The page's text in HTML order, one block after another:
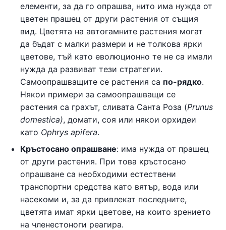
елементи, за да го опрашва, нито има нужда от
цветен прашец от други растения от същия
вид. Цветята на автогамните растения могат
да бъдат с малки размери и не толкова ярки
цветове, тъй като еволюционно те не са имали
нужда да развиват тези стратегии.
Самоопрашващите се растения са по-рядко.
Някои примери за самоопрашващи се
растения са грахът, сливата Санта Роза (Prunus
domestica), домати, соя или някои орхидеи
като Ophrys apifera.
Кръстосано опрашване: има нужда от прашец
от други растения. При това кръстосано
опрашване са необходими естествени
транспортни средства като вятър, вода или
насекоми и, за да привлекат последните,
цветята имат ярки цветове, на които зрението
на членестоноги реагира.